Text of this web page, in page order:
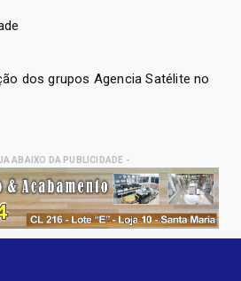
dos grupos Agencia Satélite no
ABAIXO DA PUBLICIDADE -